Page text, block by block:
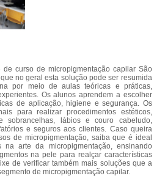
curso de micropigmentação capilar São
no geral esta solução pode ser resumida
por meio de aulas teóricas e práticas,
Os alunos aprendem a escolher
de aplicação, higiene e segurança. Os
para realizar procedimentos estéticos,
sobrancelhas, lábios e couro cabeludo,
e seguros aos clientes. Caso queira
de micropigmentação, saiba que é ideal
na arte da micropigmentação, ensinando
na pele para realçar características
de verificar também mais soluções que a
de micropigmentação capilar.